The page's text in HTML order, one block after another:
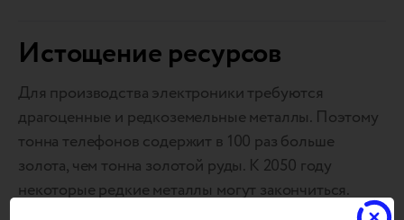
Истощение ресурсов
Для производства электроники требуются
драгоценные и редкоземельные металлы. Поэтому
тонна телефонов содержит в 100 раз больше
золота, чем тонна золотой руды. К 2050 году
некоторые редкие металлы могут закончиться.